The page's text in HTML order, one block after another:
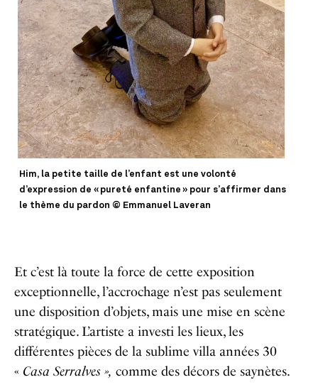
Him, la petite taille de l’enfant est une volonté
d’expression de « pureté enfantine » pour s’affirmer dans
le thème du pardon © Emmanuel Laveran
Et c’est là toute la force de cette exposition
exceptionnelle, l’accrochage n’est pas seulement
une disposition d’objets, mais une mise en scène
stratégique. L’artiste a investi les lieux, les
différentes pièces de la sublime villa années 30
« Casa Serralves », comme des décors de saynètes.